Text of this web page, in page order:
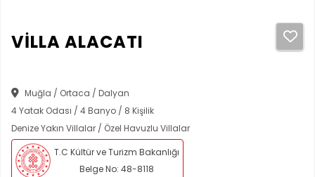
VİLLA ALACATI
Muğla / Ortaca / Dalyan
4 Yatak Odası / 4 Banyo / 8 Kişilik
Denize Yakın Villalar / Özel Havuzlu Villalar
T.C Kültür ve Turizm Bakanlığı
Belge No: 48-8118